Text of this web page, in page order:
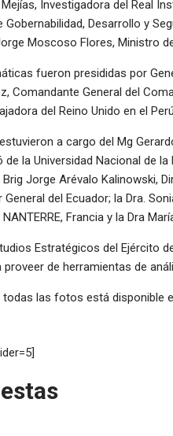
Investigadora del Real
Gobernabilidad, Desarrollo y
Moscoso Flores, Ministro
fueron presididas por
Comandante General del
del Reino Unido en el
a cargo del Mg
de la Universidad Nacional de
Brig Jorge Arévalo Kalinowski,
del Ecuador; la Dra.
Francia y la Dra
Estratégicos del Ejército
proveer de herramientas de
todas las fotos está disponible